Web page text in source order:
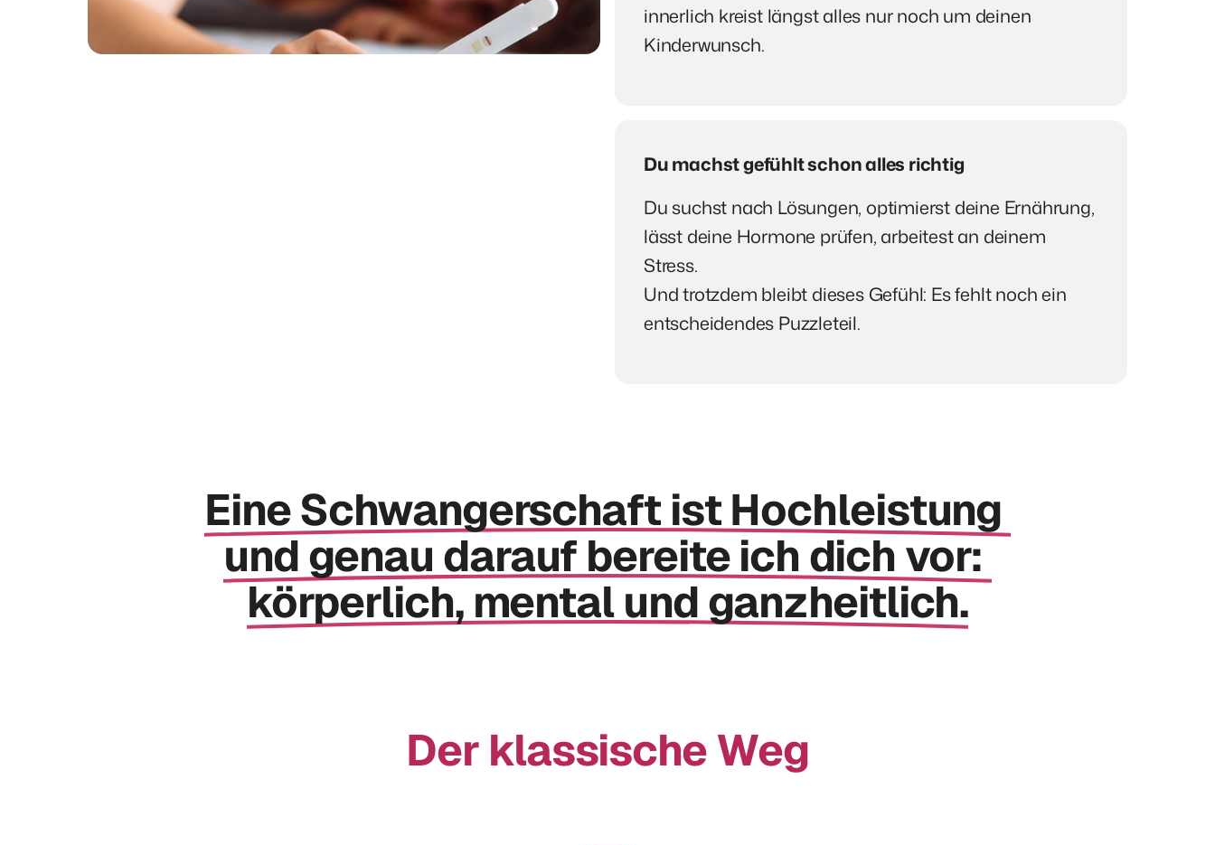
innerlich kreist längst alles nur noch um deinen
Kinderwunsch.
Du machst gefühlt schon alles richtig
Du suchst nach Lösungen, optimierst deine Ernährung,
lässt deine Hormone prüfen, arbeitest an deinem
Stress.
Und trotzdem bleibt dieses Gefühl: Es fehlt noch ein
entscheidendes Puzzleteil.
Eine Schwangerschaft ist Hochleistung
und genau darauf bereite ich dich vor:
körperlich, mental und ganzheitlich.
Der klassische Weg